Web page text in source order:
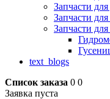
Запчасти
Запчасти
Запчасти
text_blogs
Список заказа 0 0
Заявка пуста